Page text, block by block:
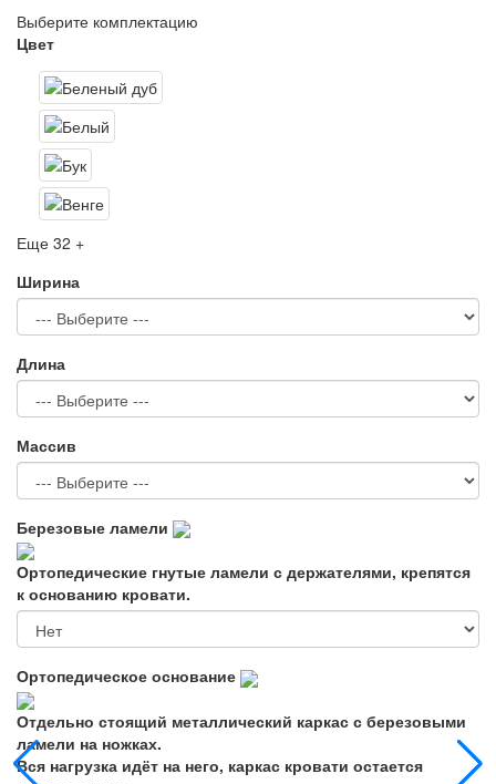
Выберите комплектацию
Цвет
Еще 32 +
Ширина
Длина
Массив
Березовые ламели
Ортопедические гнутые ламели с держателями, крепятся
к основанию кровати.
Ортопедическое основание
Отдельно стоящий металлический каркас с березовыми
ламели на ножках.
Вся нагрузка идёт на него, каркас кровати остается